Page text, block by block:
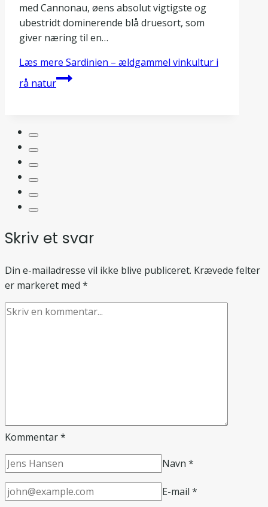
med Cannonau, øens absolut vigtigste og
ubestridt dominerende blå druesort, som
giver næring til en…
Læs mere Sardinien – ældgammel vinkultur i
rå natur
Skriv et svar
Din e-mailadresse vil ikke blive publiceret. Krævede felter
er markeret med *
Kommentar*
Navn *
E-mail *